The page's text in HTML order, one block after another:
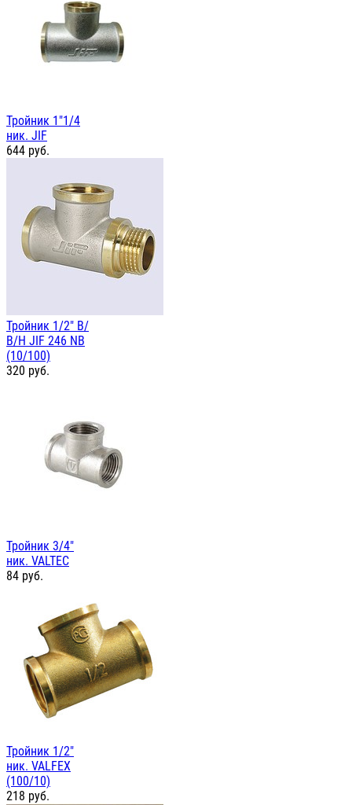
Тройник 1"1/4
ник. JIF
644 руб.
Тройник 1/2" В/
В/Н JIF 246 NB
(10/100)
320 руб.
Тройник 3/4"
ник. VALTEC
84 руб.
Тройник 1/2"
ник. VALFEX
(100/10)
218 руб.